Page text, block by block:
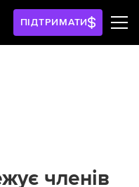
ПІДТРИМАТИ
членів